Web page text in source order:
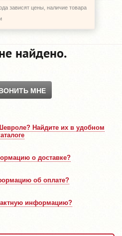
зависят цены, наличие товара
найдено.
МНЕ
Найдите их в удобном
о доставке?
об оплате?
информацию?